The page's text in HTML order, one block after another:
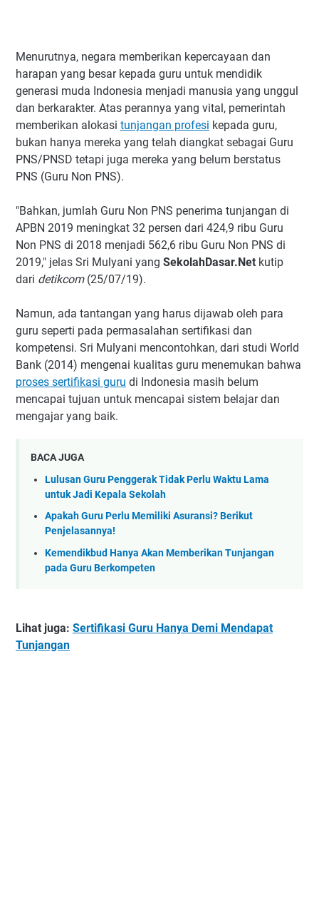
Menurutnya, negara memberikan kepercayaan dan
harapan yang besar kepada guru untuk mendidik
generasi muda Indonesia menjadi manusia yang unggul
dan berkarakter. Atas perannya yang vital, pemerintah
memberikan alokasi tunjangan profesi kepada guru,
bukan hanya mereka yang telah diangkat sebagai Guru
PNS/PNSD tetapi juga mereka yang belum berstatus
PNS (Guru Non PNS).
"Bahkan, jumlah Guru Non PNS penerima tunjangan di
APBN 2019 meningkat 32 persen dari 424,9 ribu Guru
Non PNS di 2018 menjadi 562,6 ribu Guru Non PNS di
2019," jelas Sri Mulyani yang SekolahDasar.Net kutip
dari detikcom(25/07/19).
Namun, ada tantangan yang harus dijawab oleh para
guru seperti pada permasalahan sertifikasi dan
kompetensi. Sri Mulyani mencontohkan, dari studi World
Bank (2014) mengenai kualitas guru menemukan bahwa
proses sertifikasi guru di Indonesia masih belum
mencapai tujuan untuk mencapai sistem belajar dan
mengajar yang baik.
BACA JUGA
Lulusan Guru Penggerak Tidak Perlu Waktu Lama
untuk Jadi Kepala Sekolah
Apakah Guru Perlu Memiliki Asuransi? Berikut
Penjelasannya!
Kemendikbud Hanya Akan Memberikan Tunjangan
pada Guru Berkompeten
Lihat juga: Sertifikasi Guru Hanya Demi Mendapat
Tunjangan